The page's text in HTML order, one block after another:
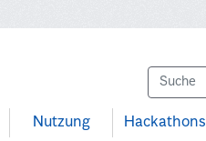
Nutzung Hackathons